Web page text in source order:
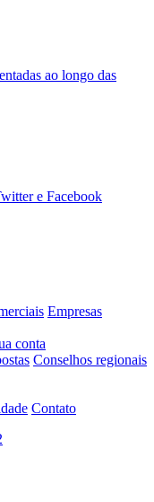
ao longo das
e Facebook
Empresas
conta
Conselhos regionais
Contato